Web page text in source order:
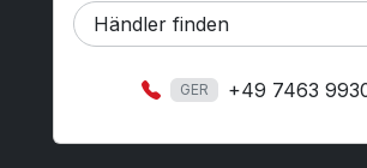
Händler finden
GER +49 7463